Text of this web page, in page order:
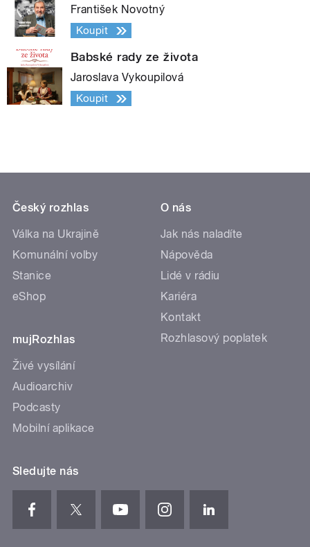
František Novotný
Koupit
Babské rady ze života
Jaroslava Vykoupilová
Koupit
Český rozhlas
Válka na Ukrajině
Komunální volby
Stanice
eShop
mujRozhlas
Živé vysílání
Audioarchiv
Podcasty
Mobilní aplikace
O nás
Jak nás naladíte
Nápověda
Lidé v rádiu
Kariéra
Kontakt
Rozhlasový poplatek
Sledujte nás